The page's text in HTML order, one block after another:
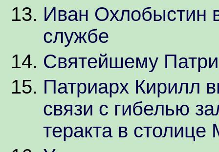
Иван Охлобыстин
службе
Святейшему
Патриарх Кирилл
связи с гибелью
теракта в столице